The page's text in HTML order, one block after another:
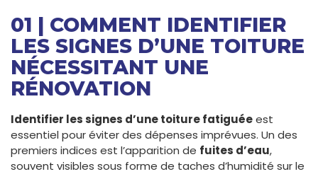
01 | COMMENT IDENTIFIER
LES SIGNES D’UNE TOITURE
NÉCESSITANT UNE
RÉNOVATION
Identifier les signes d’une toiture fatiguéeest
essentiel pour éviter des dépenses imprévues. Un des
premiers indices est l’apparition de fuites d’eau,
souvent visibles sous forme de taches d’humidité sur le